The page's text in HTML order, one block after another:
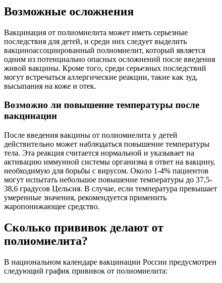
Возможные осложнения
Вакцинация от полиомиелита может иметь серьезные
последствия для детей, и среди них следует выделить
вакциноассоциированный полиомиелит, который является
одним из потенциально опасных осложнений после введения
живой вакцины. Кроме того, среди серьезных последствий
могут встречаться аллергические реакции, такие как зуд,
высыпания на коже и отек.
Возможно ли повышение температуры после
вакцинации
После введения вакцины от полиомиелита у детей
действительно может наблюдаться повышение температуры
тела. Эта реакция считается нормальной и указывает на
активацию иммунной системы организма в ответ на вакцину,
необходимую для борьбы с вирусом. Около 1-4% пациентов
могут испытать небольшое повышение температуры до 37,5-
38,6 градусов Цельсия. В случае, если температура превышает
умеренные значения, рекомендуется применить
жаропонижающее средство.
Сколько прививок делают от
полиомиелита?
В национальном календаре вакцинации России предусмотрен
следующий график прививок от полиомиелита: